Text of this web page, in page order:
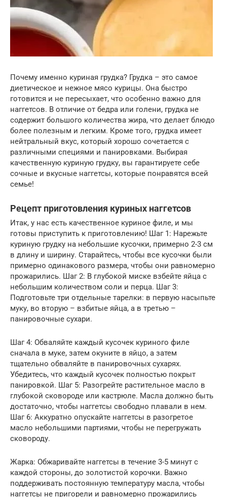
Почему именно куриная грудка? Грудка – это самое
диетическое и нежное мясо курицы. Она быстро
готовится и не пересыхает, что особенно важно для
наггетсов. В отличие от бедра или голени, грудка не
содержит большого количества жира, что делает блюдо
более полезным и легким. Кроме того, грудка имеет
нейтральный вкус, который хорошо сочетается с
различными специями и панировками. Выбирая
качественную куриную грудку, вы гарантируете себе
сочные и вкусные наггетсы, которые понравятся всей
семье!
Рецепт приготовления куриных наггетсов
Итак, у нас есть качественное куриное филе, и мы
готовы приступить к приготовлению! Шаг 1: Нарежьте
куриную грудку на небольшие кусочки, примерно 2-3 см
в длину и ширину. Старайтесь, чтобы все кусочки были
примерно одинакового размера, чтобы они равномерно
прожарились. Шаг 2: В глубокой миске взбейте яйца с
небольшим количеством соли и перца. Шаг 3:
Подготовьте три отдельные тарелки: в первую насыпьте
муку, во вторую – взбитые яйца, а в третью –
панировочные сухари.
Шаг 4: Обваляйте каждый кусочек куриного филе
сначала в муке, затем окуните в яйцо, а затем
тщательно обваляйте в панировочных сухарях.
Убедитесь, что каждый кусочек полностью покрыт
панировкой. Шаг 5: Разогрейте растительное масло в
глубокой сковороде или кастрюле. Масла должно быть
достаточно, чтобы наггетсы свободно плавали в нем.
Шаг 6: Аккуратно опускайте наггетсы в разогретое
масло небольшими партиями, чтобы не перегружать
сковороду.
Жарка: Обжаривайте наггетсы в течение 3-5 минут с
каждой стороны, до золотистой корочки. Важно
поддерживать постоянную температуру масла, чтобы
наггетсы не пригорели и равномерно прожарились